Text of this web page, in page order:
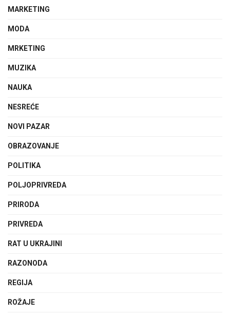
MARKETING
MODA
MRKETING
MUZIKA
NAUKA
NESREĆE
NOVI PAZAR
OBRAZOVANJE
POLITIKA
POLJOPRIVREDA
PRIRODA
PRIVREDA
RAT U UKRAJINI
RAZONODA
REGIJA
ROŽAJE